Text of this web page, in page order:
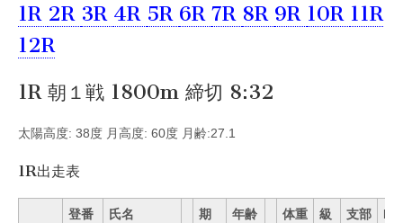
1R 2R 3R 4R 5R 6R 7R 8R 9R 10R 11R
12R
1R 朝１戦 1800m 締切 8:32
太陽高度: 38度 月高度: 60度 月齢:27.1
1R出走表
登番 氏名 期 年齢 体重 級 支部 Mo